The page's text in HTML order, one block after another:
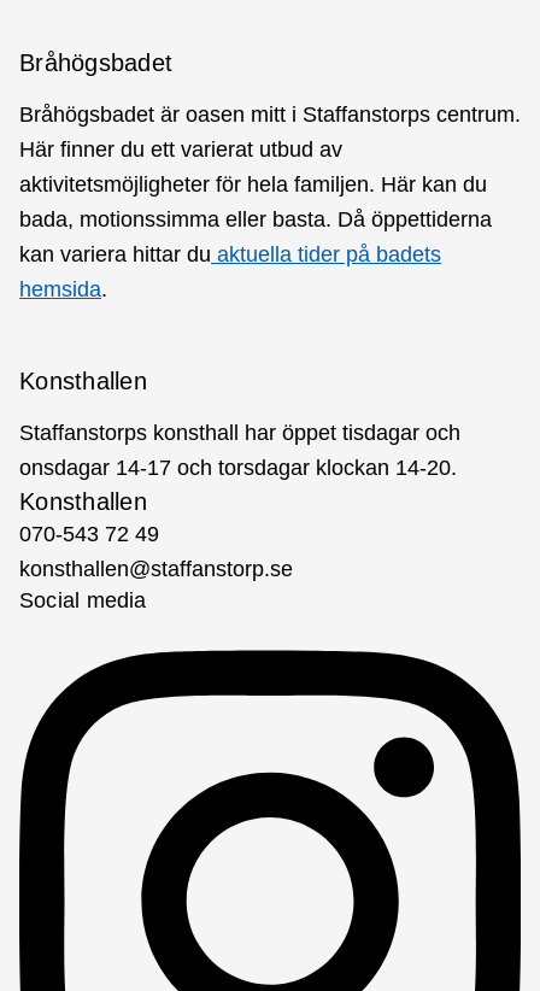
Bråhögsbadet
Bråhögsbadet är oasen mitt i Staffanstorps centrum.
Här finner du ett varierat utbud av
aktivitetsmöjligheter för hela familjen. Här kan du
bada, motionssimma eller basta. Då öppettiderna
kan variera hittar du aktuella tider på badets
hemsida.
Konsthallen
Staffanstorps konsthall har öppet tisdagar och
onsdagar 14-17 och torsdagar klockan 14-20.
Konsthallen
070-543 72 49
konsthallen@staffanstorp.se
Social media